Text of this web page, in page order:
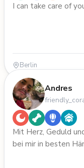
I can take care of
Berlin
Andres
Mit Herz, Geduld
bei mir in besten